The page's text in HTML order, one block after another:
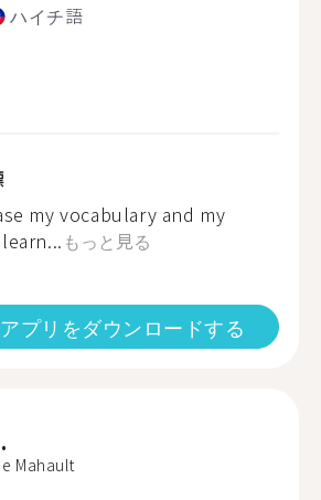
ハイチ語
my vocabulary and my
もっと見る
アプリをダウンロードする
Mahault